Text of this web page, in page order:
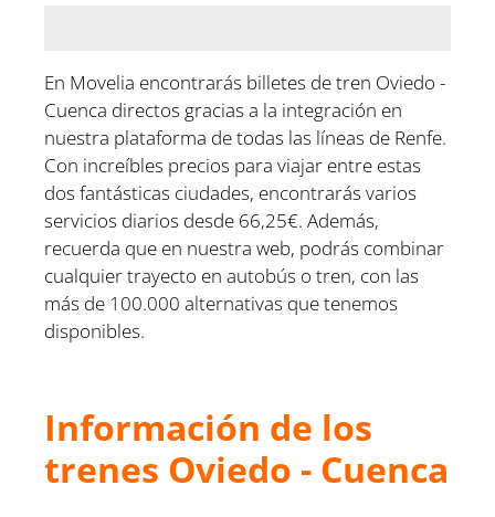
En Movelia encontrarás billetes de tren Oviedo -
Cuenca directos gracias a la integración en
nuestra plataforma de todas las líneas de Renfe.
Con increíbles precios para viajar entre estas
dos fantásticas ciudades, encontrarás varios
servicios diarios desde 66,25€. Además,
recuerda que en nuestra web, podrás combinar
cualquier trayecto en autobús o tren, con las
más de 100.000 alternativas que tenemos
disponibles.
Información de los
trenes Oviedo - Cuenca